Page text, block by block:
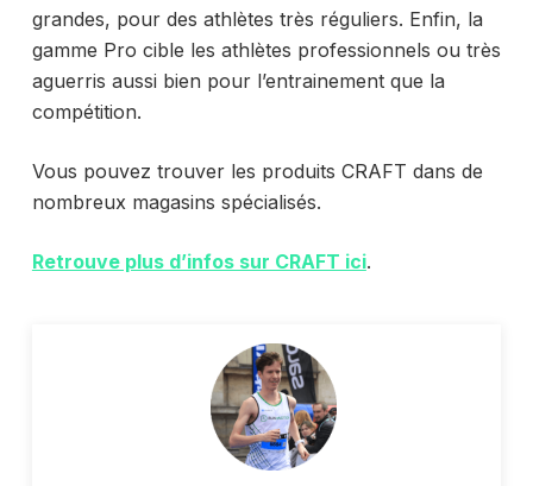
grandes, pour des athlètes très réguliers. Enfin, la
gamme Pro cible les athlètes professionnels ou très
aguerris aussi bien pour l’entrainement que la
compétition.
Vous pouvez trouver les produits CRAFT dans de
nombreux magasins spécialisés.
Retrouve plus d’infos sur CRAFT ici.